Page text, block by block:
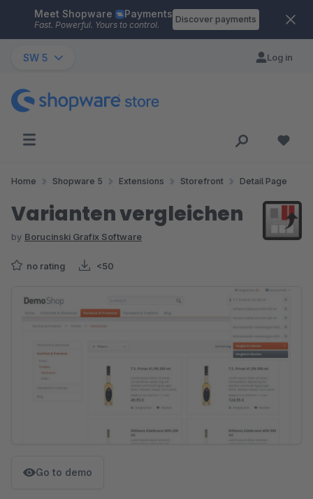
Skip to main content
Meet Shopware Payments
Fast. Powerful. Yours to control.
Discover payments
SW 5 Log in
Home Shopware 5 Extensions Storefront Detail Page
Varianten vergleichen
by Borucinski Grafix Software
no rating <50
Skip image gallery
Go to demo